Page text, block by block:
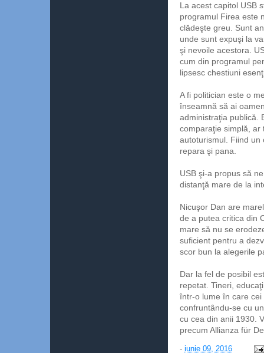
La acest capitol USB
programul Firea este
clădeşte greu. Sunt
unde sunt expuşi la
şi nevoile acestora.
cum din programul
lipsesc chestiuni
A fi politician este o
înseamnă să ai
administraţia publică.
comparaţie simplă, ar
autoturismul. Fiind un
repara şi pana.
USB şi-a propus să
distanţă mare de la
Nicuşor Dan are
de a putea critica din
mare să nu se
suficient pentru a
scor bun la alegerile
Dar la fel de posibil
repetat. Tineri,
într-o lume în care
confruntându-se cu
cu cea din anii 1930.
precum Allianza für
- iunie 09, 2016